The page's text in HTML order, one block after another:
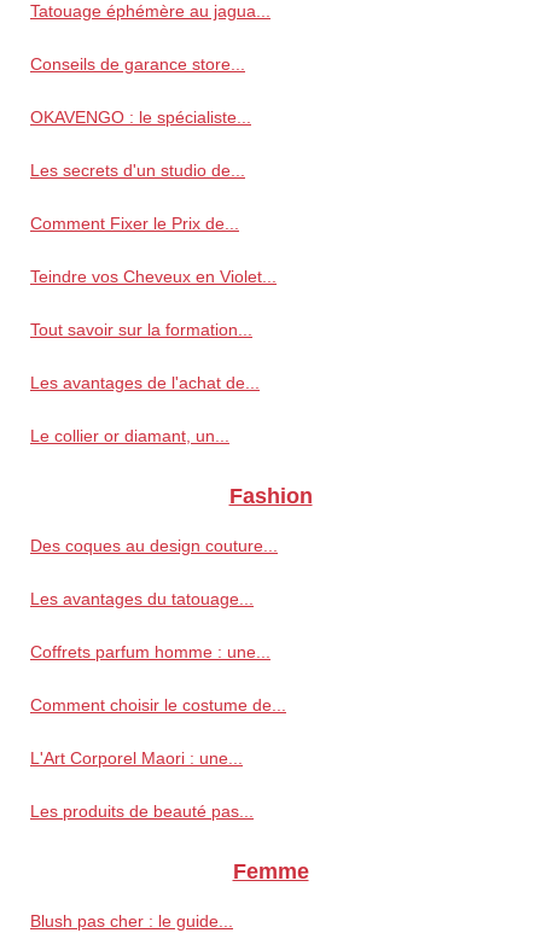
Tatouage éphémère au jagua...
Conseils de garance store...
OKAVENGO : le spécialiste...
Les secrets d'un studio de...
Comment Fixer le Prix de...
Teindre vos Cheveux en Violet...
Tout savoir sur la formation...
Les avantages de l'achat de...
Le collier or diamant, un...
Fashion
Des coques au design couture...
Les avantages du tatouage...
Coffrets parfum homme : une...
Comment choisir le costume de...
L'Art Corporel Maori : une...
Les produits de beauté pas...
Femme
Blush pas cher : le guide...